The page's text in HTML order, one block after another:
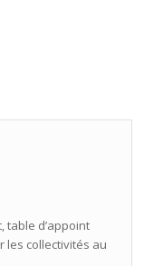
table d’appoint
les collectivités au